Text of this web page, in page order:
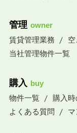
管理 owner
賃貸管理業務
当社管理物件一覧
購入 buy
物件一覧
購入
よくある質問